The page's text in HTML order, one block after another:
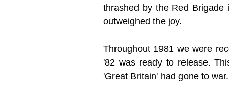
thrashed by the Red
outweighed the joy.
Throughout 1981 we were
'82 was ready to release.
'Great Britain' had gone to war.